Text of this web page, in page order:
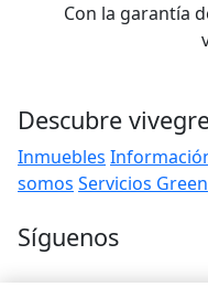
Con la garantía
Descubre
Inmuebles
somos Servicios Green
Síguenos
Contacto